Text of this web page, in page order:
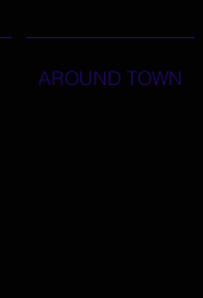
AROUND TOWN